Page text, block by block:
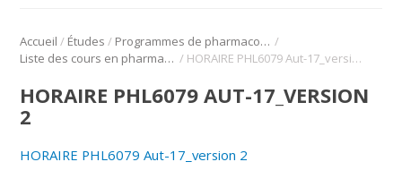
Accueil / Études / Programmes de pharmacologie /
Liste des cours en pharmacologie / HORAIRE PHL6079 Aut-17_version 2
HORAIRE PHL6079 AUT-17_VERSION
2
HORAIRE PHL6079 Aut-17_version 2